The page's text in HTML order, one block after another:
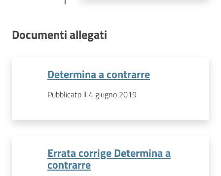
Documenti allegati
Determina a contrarre
Pubblicato il 4 giugno 2019
Errata corrige Determina a
contrarre